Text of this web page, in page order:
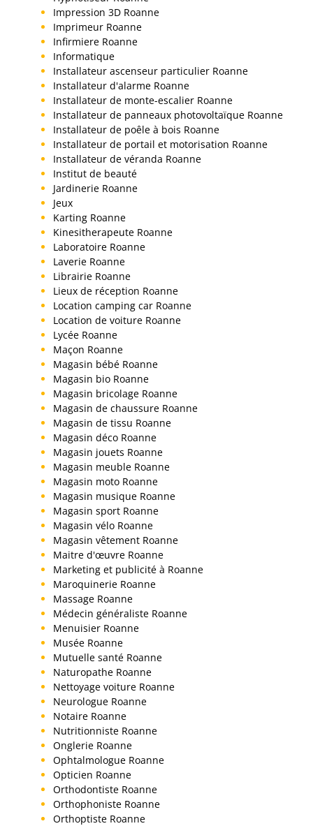
Impression 3D Roanne
Imprimeur Roanne
Infirmiere Roanne
Informatique
Installateur ascenseur particulier Roanne
Installateur d'alarme Roanne
Installateur de monte-escalier Roanne
Installateur de panneaux photovoltaïque Roanne
Installateur de poêle à bois Roanne
Installateur de portail et motorisation Roanne
Installateur de véranda Roanne
Institut de beauté
Jardinerie Roanne
Jeux
Karting Roanne
Kinesitherapeute Roanne
Laboratoire Roanne
Laverie Roanne
Librairie Roanne
Lieux de réception Roanne
Location camping car Roanne
Location de voiture Roanne
Lycée Roanne
Maçon Roanne
Magasin bébé Roanne
Magasin bio Roanne
Magasin bricolage Roanne
Magasin de chaussure Roanne
Magasin de tissu Roanne
Magasin déco Roanne
Magasin jouets Roanne
Magasin meuble Roanne
Magasin moto Roanne
Magasin musique Roanne
Magasin sport Roanne
Magasin vélo Roanne
Magasin vêtement Roanne
Maitre d'œuvre Roanne
Marketing et publicité à Roanne
Maroquinerie Roanne
Massage Roanne
Médecin généraliste Roanne
Menuisier Roanne
Musée Roanne
Mutuelle santé Roanne
Naturopathe Roanne
Nettoyage voiture Roanne
Neurologue Roanne
Notaire Roanne
Nutritionniste Roanne
Onglerie Roanne
Ophtalmologue Roanne
Opticien Roanne
Orthodontiste Roanne
Orthophoniste Roanne
Orthoptiste Roanne